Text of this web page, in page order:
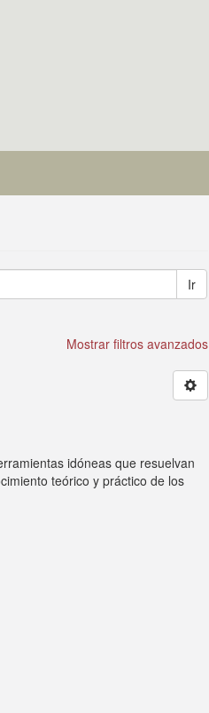
Ir
Mostrar filtros avanzados
idóneas que resuelvan
teórico y práctico de los